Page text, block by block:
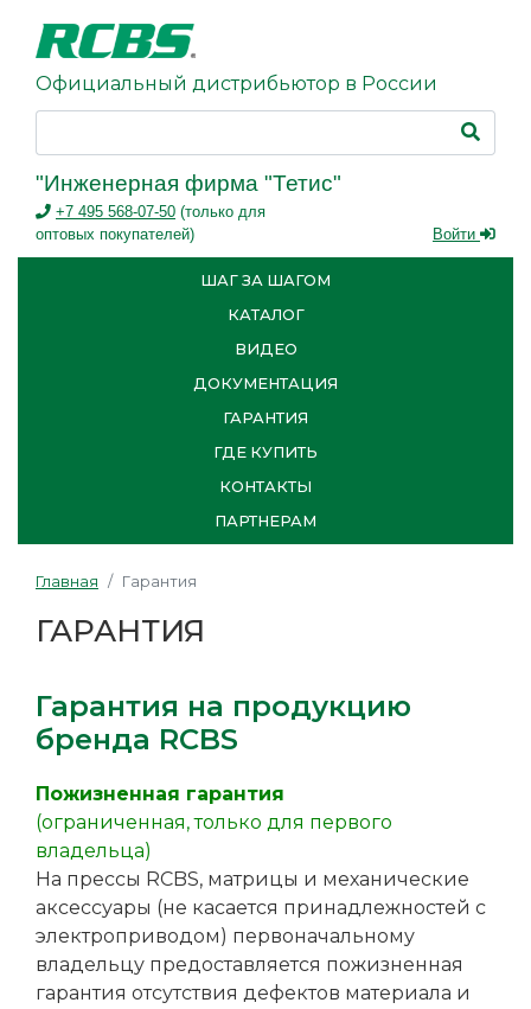
Официальный дистрибьютор в России
"Инженерная фирма "Тетис"
+7 495 568-07-50 (только для
оптовых покупателей)
Войти
ШАГ ЗА ШАГОМ
КАТАЛОГ
ВИДЕО
ДОКУМЕНТАЦИЯ
ГАРАНТИЯ
ГДЕ КУПИТЬ
КОНТАКТЫ
ПАРТНЕРАМ
Главная Гарантия
ГАРАНТИЯ
Гарантия на продукцию
бренда RCBS
Пожизненная гарантия
(ограниченная, только для первого
владельца)
На прессы RCBS, матрицы и механические
аксессуары (не касается принадлежностей с
электроприводом) первоначальному
владельцу предоставляется пожизненная
гарантия отсутствия дефектов материала и